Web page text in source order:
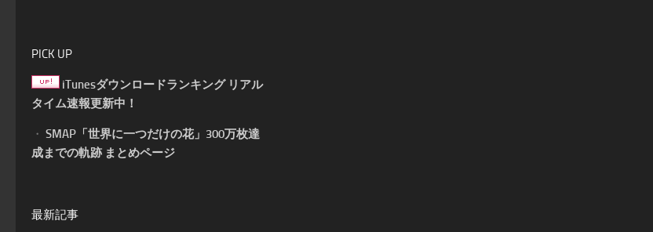
PICK UP
iTunesダウンロードランキング リアル
タイム速報更新中！
・ SMAP「世界に一つだけの花」300万枚達
成までの軌跡 まとめページ
最新記事